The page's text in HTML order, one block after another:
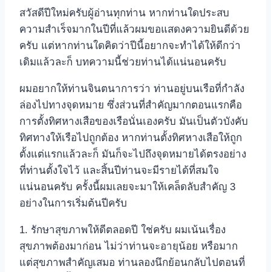
สวัสดีปีใหม่ครับผู้อ่านทุกท่าน หากท่านใดประสบ
ความสำเร็จมากในปีที่แล้วผมขอแสดงความยินดีด้วย
ครับ แต่หากท่านใดคิดว่าปีนี้อยากจะทำได้ให้ดีกว่า
เดิมแล้วละก็ บทความนี้ช่วยท่านได้แน่นอนครับ
ผมอยากให้ท่านจินตนาการว่า ท่านอยู่บนเรือที่กำลัง
ล่องไปทางจุดหมาย ซึ่งส่วนที่สำคัญมากตอนแรกคือ
การตั้งทิศหางเสือของเรือนั่นเองครับ มันเป็นตัวบังคับ
ทิศทางให้เรือไปถูกต้อง หากท่านตั้งทิศหางเสือให้ถูก
ตั้งแต่แรกแล้วละก็ มันก็จะไปถึงจุดหมายได้ตรงอย่าง
ที่ท่านตั้งใจไว้ และสิ้นปีท่านจะมีรายได้ที่สมใจ
แน่นอนครับ ครั้งนี้ผมเลยจะมาให้เคล็ดลับสำคัญ 3
อย่างในการเริ่มต้นปีครับ
1. รักษาสุขภาพให้ดีตลอดปี ใช่ครับ ผมเน้นเรื่อง
สุขภาพต้องมาก่อน ไม่ว่าท่านจะอายุน้อย หรือมาก
แต่สุขภาพสำคัญเสมอ ท่านลองนึกย้อนกลับไปตอนที่